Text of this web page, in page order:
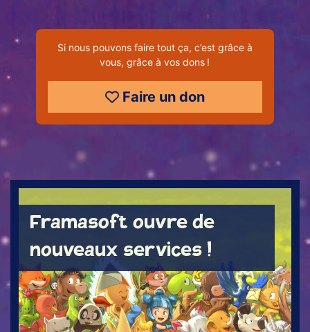
Si nous pouvons faire tout ça, c’est grâce à
vous, grâce à vos dons !
Faire un don
ACTUS
Framasoft ouvre de
nouveaux services !